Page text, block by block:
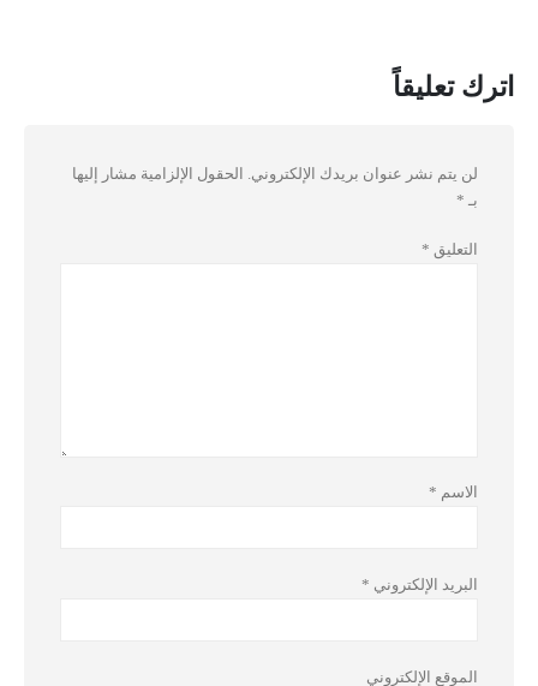
اترك تعليقاً
لن يتم نشر عنوان بريدك الإلكتروني. الحقول الإلزامية مشار إليها
بـ *
التعليق *
الاسم *
البريد الإلكتروني *
الموقع الإلكتروني